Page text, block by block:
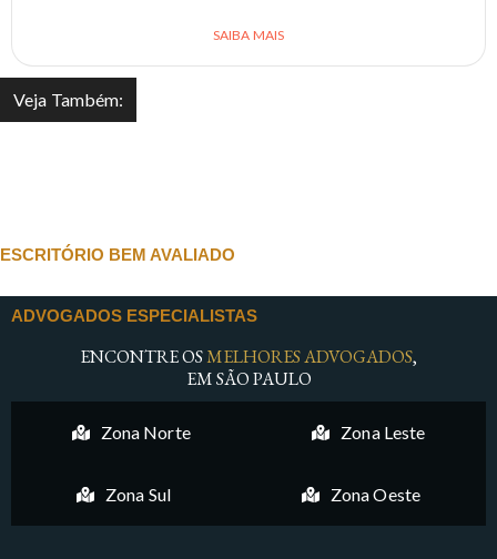
SAIBA MAIS
Veja Também:
ESCRITÓRIO BEM AVALIADO
ADVOGADOS ESPECIALISTAS
ENCONTRE OSMELHORES ADVOGADOS,
EM SÃO PAULO
Zona Norte Zona Leste
Zona Sul Zona Oeste